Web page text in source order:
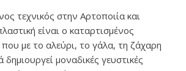
τεχνικός στην Αρτοποιία και
είναι ο καταρτισμένος
με το αλεύρι, το γάλα, τη ζάχαρη
δημιουργεί μοναδικές γευστικές